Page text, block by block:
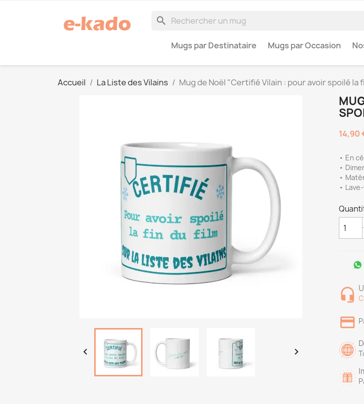
search
Mugs par Destinataire Mugs par Occasion
Accueil La Liste des Vilains Mug de Noël "Certifié Vilain : pour avoir spoilé la
 
14,90
• En
•
•
•